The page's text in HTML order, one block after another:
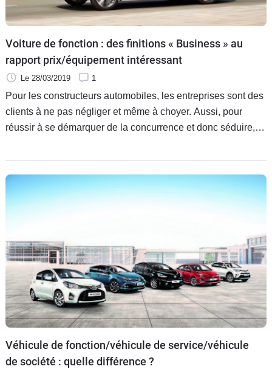
Flottes
Auto
Services
Forum
Moto
Voiture de fonction : des finitions « Business » au
rapport prix/équipement intéressant
Le 28/03/2019 1
Pour les constructeurs automobiles, les entreprises sont des
clients à ne pas négliger et même à choyer. Aussi, pour
réussir à se démarquer de la concurrence et donc séduire,
nommées « Business » et généralement réservées aux
sociétés. Sont-elles intéressantes ? Que contiennent-elles ?
Véhicule de fonction/véhicule de service/véhicule
de société : quelle différence ?